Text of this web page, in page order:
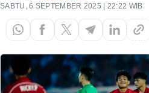
SABTU, 6 SEPTEMBER 2025 | 22:22 WIB